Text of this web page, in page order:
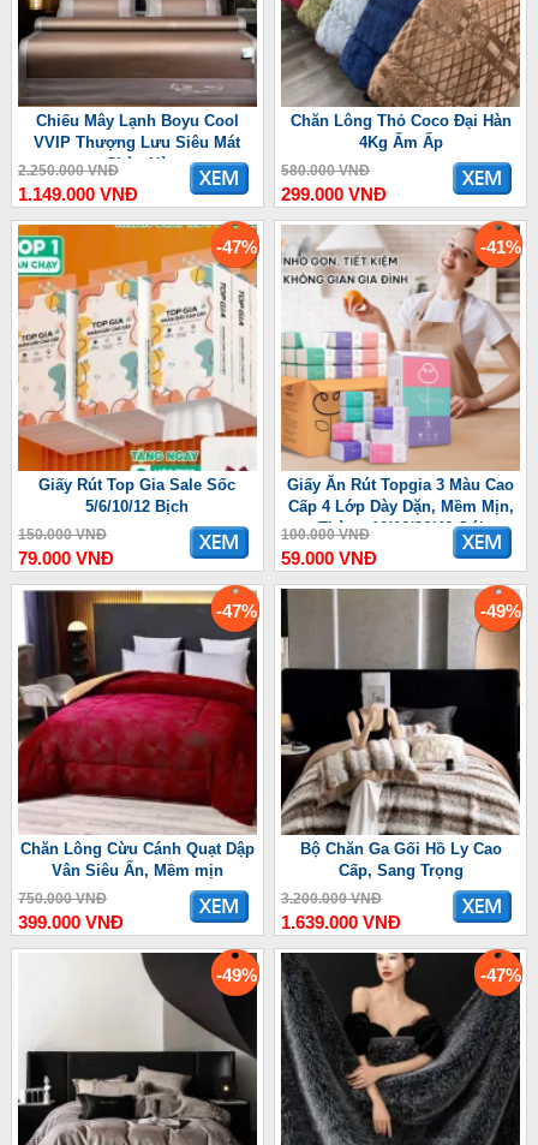
Chiếu Mây Lạnh Boyu Cool
VVIP Thượng Lưu Siêu Mát
Chào Hè
2.250.000 VNĐ
1.149.000 VNĐ
Chăn Lông Thỏ Coco Đại Hàn
4Kg Ấm Ấp
580.000 VNĐ
299.000 VNĐ
-47%
Giấy Rút Top Gia Sale Sốc
5/6/10/12 Bịch
150.000 VNĐ
79.000 VNĐ
-41%
Giấy Ăn Rút Topgia 3 Màu Cao
Cấp 4 Lớp Dày Dặn, Mềm Mịn,
Thùng 10/16/36/46 Gói
100.000 VNĐ
59.000 VNĐ
-47%
Chăn Lông Cừu Cánh Quạt Dập
Vân Siêu Ấn, Mềm mịn
750.000 VNĐ
399.000 VNĐ
-49%
Bộ Chăn Ga Gối Hồ Ly Cao
Cấp, Sang Trọng
3.200.000 VNĐ
1.639.000 VNĐ
-49% -47%